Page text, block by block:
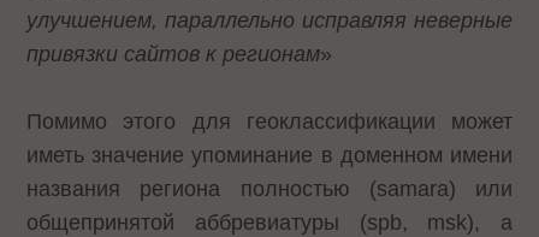
улучшением, параллельно исправляя неверные
привязки сайтов к регионам»
Помимо этого для геоклассификации может
иметь значение упоминание в доменном имени
названия региона полностью (samara) или
общепринятой аббревиатуры (spb, msk), а